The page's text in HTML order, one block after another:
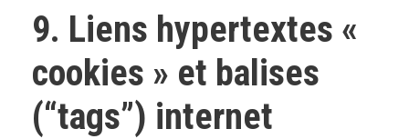
9. Liens hypertextes «
cookies » et balises
(“tags”) internet